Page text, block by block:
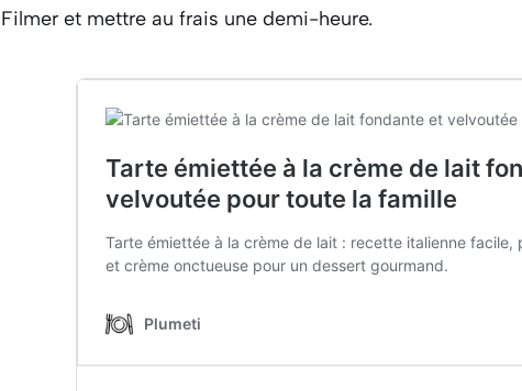
Filmer et mettre au frais une demi-heure.